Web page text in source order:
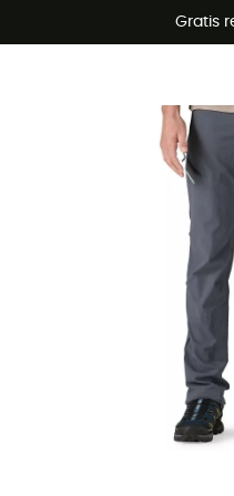
Gratis
Sommarerbjudanden 🔥 -5 %